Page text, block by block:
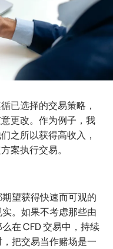
已选择的交易策略，
更改。作为例子，我
之所以获得高收入，
案执行交易。
望获得快速而可观的
。如果不考虑那些由
在 CFD 交易中，持续
把交易当作赌场是一